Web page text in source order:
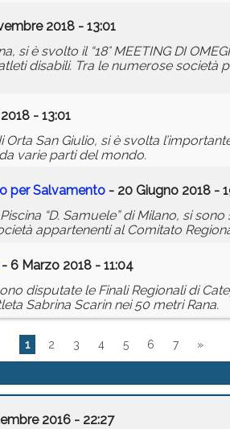
2018 - 13:01
si è svolto il “18° MEETING DI
disabili. Tra le numerose società
- 13:01
San Giulio, si è svolta
varie parti del mondo.
per Salvamento - 20 Giugno 2018 -
“D. Samuele” di Milano, si
appartenenti al Comitato
- 6 Marzo 2018 - 11:04
disputate le Finali Regionali di
Sabrina Scarin nei 50 metri Rana.
1 2 3 4 5 6 7 »
2016 - 22:27